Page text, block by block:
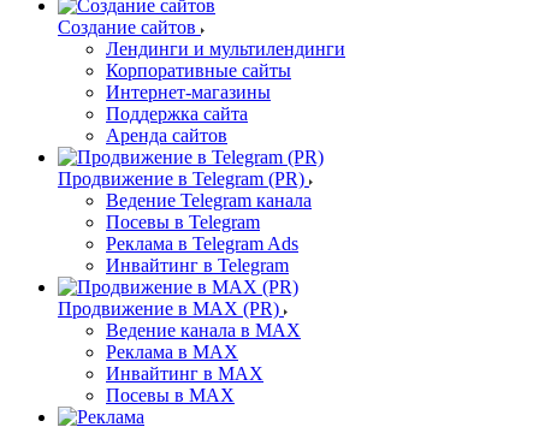
Создание сайтов
Лендинги и мультилендинги
Корпоративные сайты
Интернет-магазины
Поддержка сайта
Аренда сайтов
Продвижение в Telegram (PR)
Ведение Telegram канала
Посевы в Telegram
Реклама в Telegram Ads
Инвайтинг в Telegram
Продвижение в MAX (PR)
Ведение канала в MAX
Реклама в MAX
Инвайтинг в MAX
Посевы в MAX